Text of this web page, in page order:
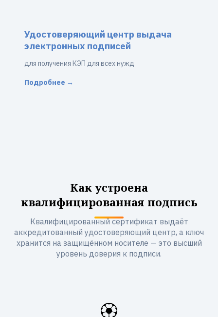
Удостоверяющий центр выдача
электронных подписей
для получения КЭП для всех нужд
Подробнее →
Как устроена
квалифицированная подпись
Квалифицированный сертификат выдаёт
аккредитованный удостоверяющий центр, а ключ
хранится на защищённом носителе — это высший
уровень доверия к подписи.
🏵️